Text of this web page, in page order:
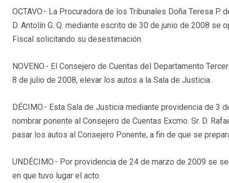
OCTAVO.- La Procuradora de los Tribunales Doña Teresa
D. Antolín G. Q. mediante escrito de 30 de junio de 2008
Fiscal solicitando su desestimación.
NOVENO.- El Consejero de Cuentas del Departamento
8 de julio de 2008, elevar los autos a la Sala de Justicia.
DÉCIMO.- Esta Sala de Justicia mediante providencia de
nombrar ponente al Consejero de Cuentas Excmo. Sr. D.
pasar los autos al Consejero Ponente, a fin de que se
UNDÉCIMO.- Por providencia de 24 de marzo de 2009 se
en que tuvo lugar el acto.